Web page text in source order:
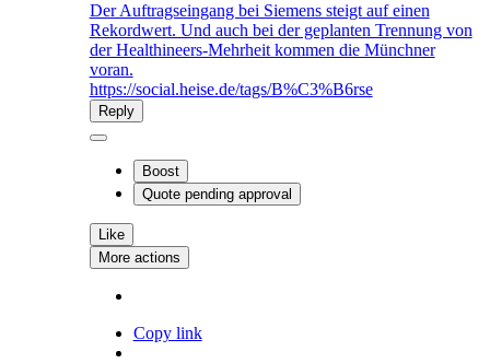
Der Auftragseingang bei Siemens steigt auf einen
Rekordwert. Und auch bei der geplanten Trennung von
der Healthineers-Mehrheit kommen die Münchner
voran.
https://social.heise.de/tags/B%C3%B6rse
Reply
Boost
Quote pending approval
Like
More actions
Copy link